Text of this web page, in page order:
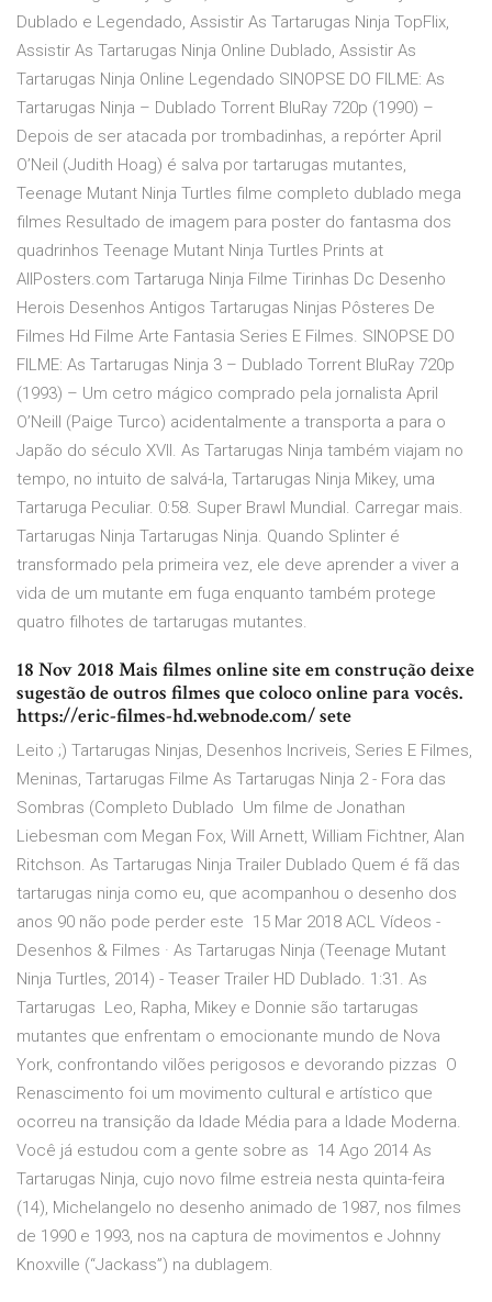
Dublado e Legendado, Assistir As Tartarugas Ninja TopFlix,
Assistir As Tartarugas Ninja Online Dublado, Assistir As
Tartarugas Ninja Online Legendado SINOPSE DO FILME: As
Tartarugas Ninja – Dublado Torrent BluRay 720p (1990) –
Depois de ser atacada por trombadinhas, a repórter April
O’Neil (Judith Hoag) é salva por tartarugas mutantes,
Teenage Mutant Ninja Turtles filme completo dublado mega
filmes Resultado de imagem para poster do fantasma dos
quadrinhos Teenage Mutant Ninja Turtles Prints at
AllPosters.com Tartaruga Ninja Filme Tirinhas Dc Desenho
Herois Desenhos Antigos Tartarugas Ninjas Pôsteres De
Filmes Hd Filme Arte Fantasia Series E Filmes. SINOPSE DO
FILME: As Tartarugas Ninja 3 – Dublado Torrent BluRay 720p
(1993) – Um cetro mágico comprado pela jornalista April
O’Neill (Paige Turco) acidentalmente a transporta a para o
Japão do século XVII. As Tartarugas Ninja também viajam no
tempo, no intuito de salvá-la, Tartarugas Ninja Mikey, uma
Tartaruga Peculiar. 0:58. Super Brawl Mundial. Carregar mais.
Tartarugas Ninja Tartarugas Ninja. Quando Splinter é
transformado pela primeira vez, ele deve aprender a viver a
vida de um mutante em fuga enquanto também protege
quatro filhotes de tartarugas mutantes.
18 Nov 2018 Mais filmes online site em construção deixe
sugestão de outros filmes que coloco online para vocês.
https://eric-filmes-hd.webnode.com/ sete
Leito ;) Tartarugas Ninjas, Desenhos Incriveis, Series E Filmes,
Meninas, Tartarugas Filme As Tartarugas Ninja 2 - Fora das
Sombras (Completo Dublado Um filme de Jonathan
Liebesman com Megan Fox, Will Arnett, William Fichtner, Alan
Ritchson. As Tartarugas Ninja Trailer Dublado Quem é fã das
tartarugas ninja como eu, que acompanhou o desenho dos
anos 90 não pode perder este 15 Mar 2018 ACL Vídeos -
Desenhos & Filmes · As Tartarugas Ninja (Teenage Mutant
Ninja Turtles, 2014) - Teaser Trailer HD Dublado. 1:31. As
Tartarugas Leo, Rapha, Mikey e Donnie são tartarugas
mutantes que enfrentam o emocionante mundo de Nova
York, confrontando vilões perigosos e devorando pizzas O
Renascimento foi um movimento cultural e artístico que
ocorreu na transição da Idade Média para a Idade Moderna.
Você já estudou com a gente sobre as 14 Ago 2014 As
Tartarugas Ninja, cujo novo filme estreia nesta quinta-feira
(14), Michelangelo no desenho animado de 1987, nos filmes
de 1990 e 1993, nos na captura de movimentos e Johnny
Knoxville (“Jackass”) na dublagem.